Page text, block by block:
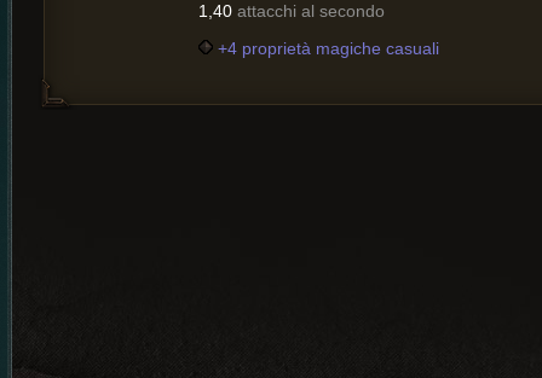
1,40 attacchi al secondo
+4 proprietà magiche casuali